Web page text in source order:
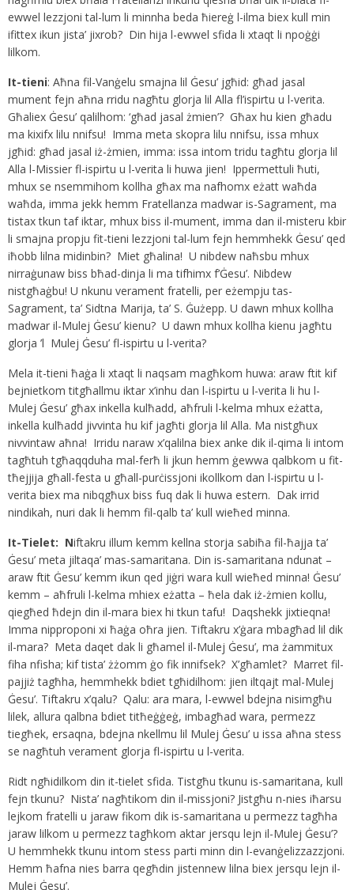
ewwel lezzjoni tal-lum li minnha beda ħiereġ l-ilma biex kull min
ifittex ikun jista’ jixrob? Din hija l-ewwel sfida li xtaqt li npoġġi
lilkom.
It-tieni: Aħna fil-Vanġelu smajna lil Ġesu’ jgħid: għad jasal
mument fejn aħna rridu nagħtu glorja lil Alla fl’ispirtu u l-verita.
Għaliex Ġesu’ qalilhom: ‘għad jasal żmien’? Għax hu kien għadu
ma kixifx lilu nnifsu! Imma meta skopra lilu nnifsu, issa mhux
jgħid: għad jasal iż-żmien, imma: issa intom tridu tagħtu glorja lil
Alla l-Missier fl-ispirtu u l-verita li huwa jien! Ippermettuli ħuti,
mhux se nsemmihom kollha għax ma nafhomx eżatt waħda
waħda, imma jekk hemm Fratellanza madwar is-Sagrament, ma
tistax tkun taf iktar, mhux biss il-mument, imma dan il-misteru kbir
li smajna propju fit-tieni lezzjoni tal-lum fejn hemmhekk Ġesu’ qed
iħobb lilna midinbin? Miet għalina! U nibdew naħsbu mhux
nirraġunaw biss bħad-dinja li ma tifhimx f’Ġesu’. Nibdew
nistgħaġbu! U nkunu verament fratelli, per eżempju tas-
Sagrament, ta’ Sidtna Marija, ta’ S. Ġużepp. U dawn mhux kollha
madwar il-Mulej Ġesu’ kienu? U dawn mhux kollha kienu jagħtu
glorja ’l Mulej Ġesu’ fl-ispirtu u l-verita?
Mela it-tieni ħaġa li xtaqt li naqsam magħkom huwa: araw ftit kif
bejnietkom titgħallmu iktar x’inhu dan l-ispirtu u l-verita li hu l-
Mulej Ġesu’ għax inkella kulħadd, aħfruli l-kelma mhux eżatta,
inkella kulħadd jivvinta hu kif jagħti glorja lil Alla. Ma nistgħux
nivvintaw aħna! Irridu naraw x’qalilna biex anke dik il-qima li intom
tagħtuh tgħaqqduha mal-ferħ li jkun hemm ġewwa qalbkom u fit-
tħejjija għall-festa u għall-purċissjoni ikollkom dan l-ispirtu u l-
verita biex ma nibqgħux biss fuq dak li huwa estern. Dak irrid
nindikah, nuri dak li hemm fil-qalb ta’ kull wieħed minna.
It-Tielet: Niftakru illum kemm kellna storja sabiħa fil-ħajja ta’
Ġesu’ meta jiltaqa’ mas-samaritana. Din is-samaritana ndunat –
araw ftit Ġesu’ kemm ikun qed jiġri wara kull wieħed minna! Ġesu’
kemm – aħfruli l-kelma mhiex eżatta – ħela dak iż-żmien kollu,
qiegħed ħdejn din il-mara biex hi tkun tafu! Daqshekk jixtieqna!
Imma nipproponi xi ħaġa oħra jien. Tiftakru x’ġara mbagħad lil dik
il-mara? Meta daqet dak li għamel il-Mulej Ġesu’, ma żammitux
fiha nfisha; kif tista’ żżomm ġo fik innifsek? X’għamlet? Marret fil-
pajjiż tagħha, hemmhekk bdiet tgħidilhom: jien iltqajt mal-Mulej
Ġesu’. Tiftakru x’qalu? Qalu: ara mara, l-ewwel bdejna nisimgħu
lilek, allura qalbna bdiet titħeġġeġ, imbagħad wara, permezz
tiegħek, ersaqna, bdejna nkellmu lil Mulej Ġesu’ u issa aħna stess
se nagħtuh verament glorja fl-ispirtu u l-verita.
Ridt ngħidilkom din it-tielet sfida. Tistgħu tkunu is-samaritana, kull
fejn tkunu? Nista’ nagħtikom din il-missjoni? Jistgħu n-nies iħarsu
lejkom fratelli u jaraw fikom dik is-samaritana u permezz tagħha
jaraw lilkom u permezz tagħkom aktar jersqu lejn il-Mulej Ġesu’?
U hemmhekk tkunu intom stess parti minn din l-evanġelizzazzjoni.
Hemm ħafna nies barra qegħdin jistennew lilna biex jersqu lejn il-
Mulej Ġesu’.